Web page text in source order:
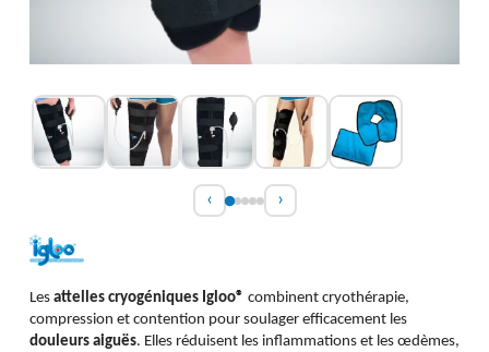
‹ ›
Les attelles cryogéniques Igloo® combinent cryothérapie,
compression et contention pour soulager efficacement les
douleurs aiguës. Elles réduisent les inflammations et les œdèmes,